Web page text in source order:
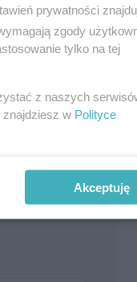
prywatności
zgody
tylko na tej
z naszych
znajdziesz w Polityce
Akceptuję